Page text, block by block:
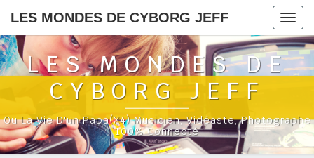
LES MONDES DE CYBORG JEFF
LES MONDES DE
CYBORG JEFF
Ou La Vie D'un Papa(x4) Musicien, Vidéaste, Photographe
100% Connecté